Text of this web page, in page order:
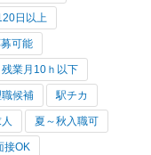
日以上
可能
残業月10ｈ以下
候補 駅チカ
夏～秋入職可
接OK